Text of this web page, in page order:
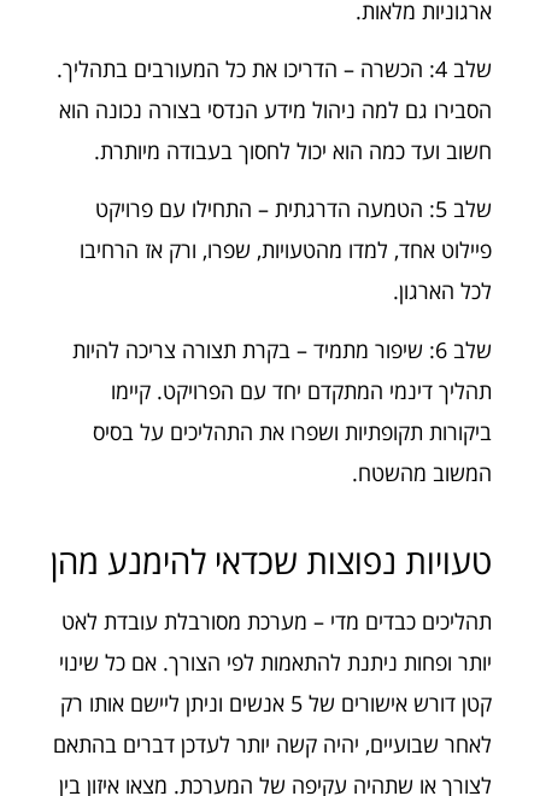
ארגוניות מלאות.
שלב 4: הכשרה – הדריכו את כל המעורבים בתהליך.
הסבירו גם למה ניהול מידע הנדסי בצורה נכונה הוא
חשוב ועד כמה הוא יכול לחסוך בעבודה מיותרת.
שלב 5: הטמעה הדרגתית – התחילו עם פרויקט
פיילוט אחד, למדו מהטעויות, שפרו, ורק אז הרחיבו
לכל הארגון.
שלב 6: שיפור מתמיד – בקרת תצורה צריכה להיות
תהליך דינמי המתקדם יחד עם הפרויקט. קיימו
ביקורות תקופתיות ושפרו את התהליכים על בסיס
המשוב מהשטח.
טעויות נפוצות שכדאי להימנע מהן
תהליכים כבדים מדי – מערכת מסורבלת עובדת לאט
יותר ופחות ניתנת להתאמות לפי הצורך. אם כל שינוי
קטן דורש אישורים של 5 אנשים וניתן ליישם אותו רק
לאחר שבועיים, יהיה קשה יותר לעדכן דברים בהתאם
לצורך או שתהיה עקיפה של המערכת. מצאו איזון בין